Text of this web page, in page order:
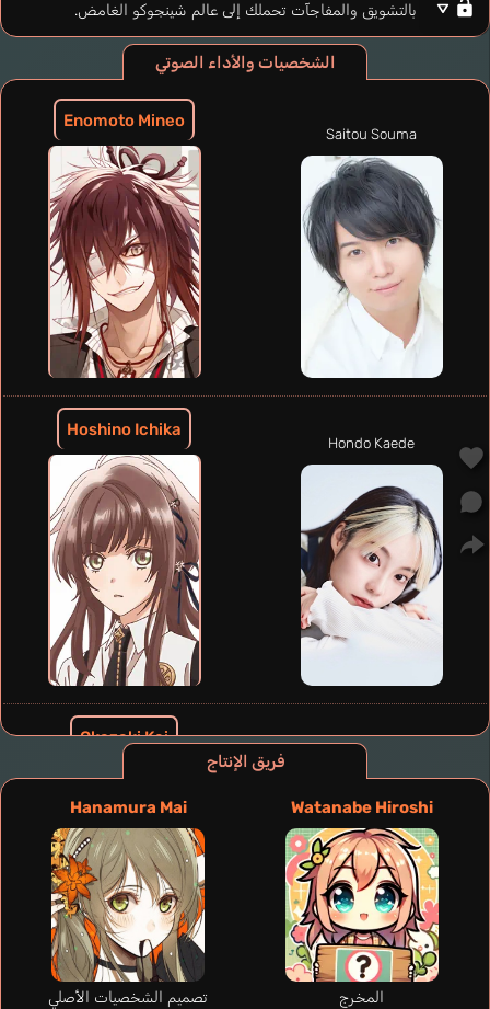
بالتشويق والمفاجآت تحملك إلى عالم شينجوكو الغامض.
فريق الإنتاج
Watanabe Hiroshi
المخرج
Hanamura Mai
تصميم الشخصيات الأصلي
الشخصيات والأداء الصوتي
Enomoto Mineo
Saitou Souma
Hoshino Ichika
Hondo Kaede
Okazaki Kei
Kaji Yuuki